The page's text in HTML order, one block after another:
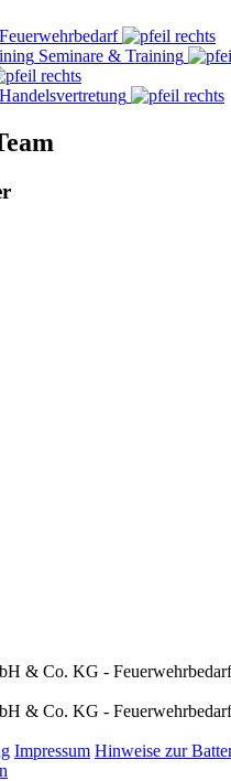
Feuerwehrbedarf
Seminare & Training
Impressum Hinweise zur